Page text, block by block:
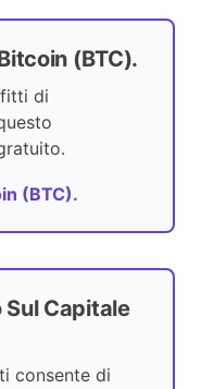
(BTC).
di
(BTC).
Sul Capitale
consente di